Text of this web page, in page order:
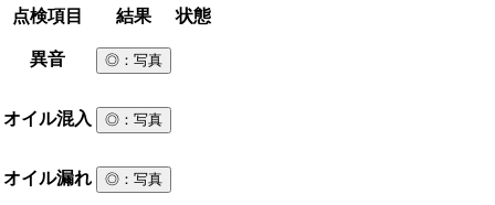
点検項目
結果 状態
異音 ◎ ：写真
オイル混入 ◎ ：写真
オイル漏れ ◎ ：写真